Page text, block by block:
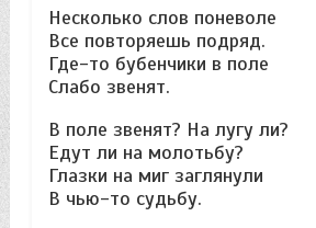
Несколько слов поневоле
Всe повторяешь подряд.
Где-то бубенчики в поле
Слабо звенят.
В поле звенят? На лугу ли?
Едут ли на молотьбу?
Глазки на миг заглянули
В чью-то судьбу.